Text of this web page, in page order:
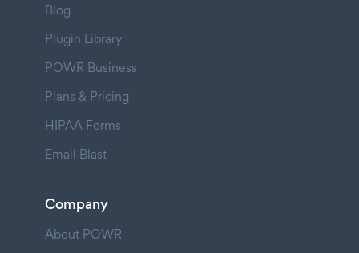
Blog
Plugin Library
POWR Business
Plans & Pricing
HIPAA Forms
Email Blast
Company
About POWR